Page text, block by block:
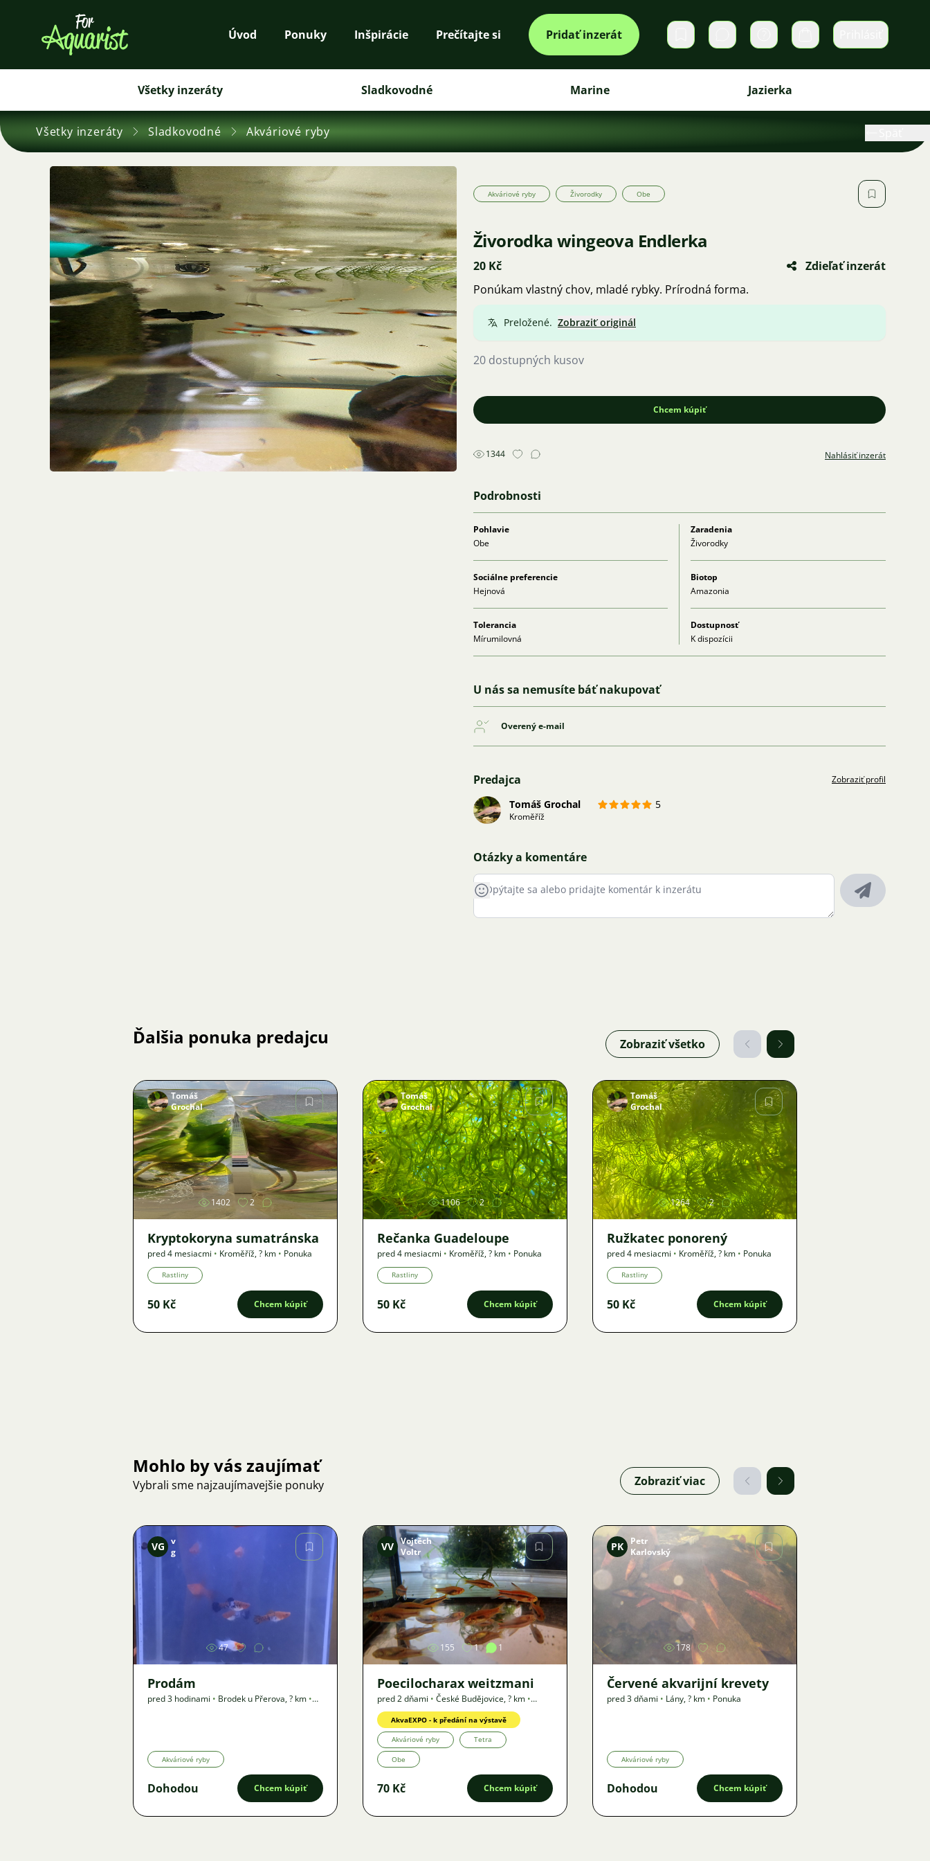
Úvod Ponuky Inšpirácie Prečítajte si Pridať inzerát Súkromné správy Košík
Všetky inzeráty Sladkovodné Marine Jazierka
Všetky inzeráty Sladkovodné Akváriové ryby
Akváriové ryby Živorodky Obe
Živorodka wingeova Endlerka
20 Kč
Zdieľať inzerát
Ponúkam vlastný chov, mladé rybky. Prírodná forma.
Preložené. Zobraziť originál
20 dostupných kusov
Chcem kúpiť
1344 Nahlásiť inzerát
Podrobnosti
Pohlavie
Obe
Zaradenia
Živorodky
Sociálne preferencie
Hejnová
Biotop
Amazonia
Tolerancia
Mírumilovná
Dostupnosť
K dispozícii
U nás sa nemusíte báť nakupovať
Overený e-mail
Predajca Zobraziť profil
Tomáš Grochal 5
Kroměříž
Otázky a komentáre
Ďalšia ponuka predajcu Zobraziť všetko
Obrázok
Tomáš
Grochal
1402 2
Kryptokoryna sumatránska
pred 4 mesiacmi • Kroměříž,? km • Ponuka
Rastliny
50 Kč Chcem kúpiť
Obrázok
Tomáš
Grochal
1106 2
Rečanka Guadeloupe
pred 4 mesiacmi • Kroměříž,? km • Ponuka
Rastliny
50 Kč Chcem kúpiť
Obrázok
Tomáš
Grochal
1264 2
Ružkatec ponorený
pred 4 mesiacmi • Kroměříž,? km • Ponuka
Rastliny
50 Kč Chcem kúpiť
Mohlo by vás zaujímať
Vybrali sme najzaujímavejšie ponuky Zobraziť viac
Obrázok
VG v
g
47
Prodám
pred 3 hodinami • Brodek u Přerova,? km •
Akváriové ryby
Dohodou Chcem kúpiť
Obrázok
VV Vojtěch
Voltr
155 1 1
Poecilocharax weitzmani
pred 2 dňami • České Budějovice,? km •
Ponuka
AkvaEXPO - k předání na výstavě
Akváriové ryby Tetra
Obe
70 Kč Chcem kúpiť
Obrázok
PK
Petr
Karlovský
178
Červené akvarijní krevety
pred 3 dňami • Lány,? km • Ponuka
Akváriové ryby
Dohodou Chcem kúpiť